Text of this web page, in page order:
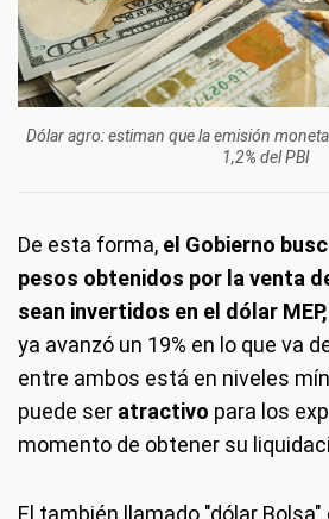
Dólar agro: estiman que la emisión
1,2% del PBI
De esta forma, el Gobierno
pesos obtenidos por la venta
sean invertidos en el dólar
ya avanzó un 19% en lo que va
entre ambos está en niveles
puede ser atractivo para los
momento de obtener su
El también llamado "dólar